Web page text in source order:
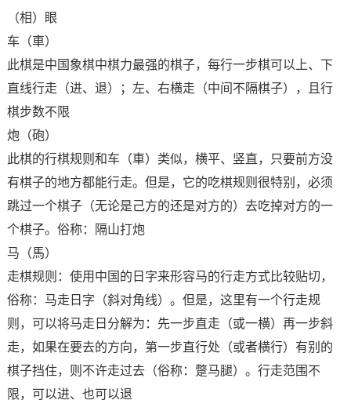
（相）眼
车（車）
此棋是中国象棋中棋力最强的棋子，每行一步棋可以上、下
直线行走（进、退）；左、右横走（中间不隔棋子），且行
棋步数不限
炮（砲）
此棋的行棋规则和车（車）类似，横平、竖直，只要前方没
有棋子的地方都能行走。但是，它的吃棋规则很特别，必须
跳过一个棋子（无论是己方的还是对方的）去吃掉对方的一
个棋子。俗称：隔山打炮
马（馬）
走棋规则：使用中国的日字来形容马的行走方式比较贴切，
俗称：马走日字（斜对角线）。但是，这里有一个行走规
则，可以将马走日分解为：先一步直走（或一横）再一步斜
走，如果在要去的方向，第一步直行处（或者横行）有别的
棋子挡住，则不许走过去（俗称：蹩马腿）。行走范围不
限，可以进、也可以退